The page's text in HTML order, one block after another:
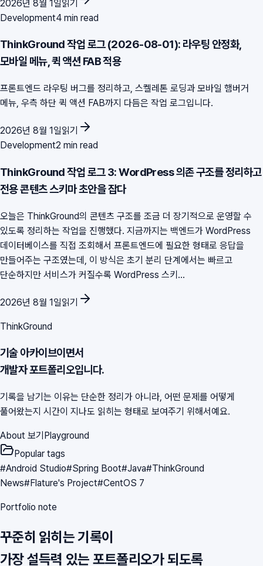
2026년 8월 1일읽기
Development4 min read
ThinkGround 작업 로그 (2026-08-01): 라우팅 안정화,
모바일 메뉴, 퀵 액션 FAB 적용
프론트엔드 라우팅 버그를 정리하고, 스켈레톤 로딩과 모바일 햄버거
메뉴, 우측 하단 퀵 액션 FAB까지 다듬은 작업 로그입니다.
2026년 8월 1일읽기
Development2 min read
ThinkGround 작업 로그 3: WordPress 의존 구조를 정리하고
전용 콘텐츠 스키마 초안을 잡다
오늘은 ThinkGround의 콘텐츠 구조를 조금 더 장기적으로 운영할 수
있도록 정리하는 작업을 진행했다. 지금까지는 백엔드가 WordPress
데이터베이스를 직접 조회해서 프론트엔드에 필요한 형태로 응답을
만들어주는 구조였는데, 이 방식은 초기 분리 단계에서는 빠르고
단순하지만 서비스가 커질수록 WordPress 스키...
2026년 8월 1일읽기
ThinkGround
기술 아카이브이면서
개발자 포트폴리오입니다.
기록을 남기는 이유는 단순한 정리가 아니라, 어떤 문제를 어떻게
풀어왔는지 시간이 지나도 읽히는 형태로 보여주기 위해서예요.
About 보기Playground
Popular tags
#Android Studio#Spring Boot#Java#ThinkGround
News#Flature's Project#CentOS 7
Portfolio note
꾸준히 읽히는 기록이
가장 설득력 있는 포트폴리오가 되도록